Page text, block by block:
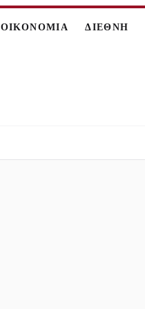
ΟΙΚΟΝΟΜΙΑ ΔΙΕΘΝΗ